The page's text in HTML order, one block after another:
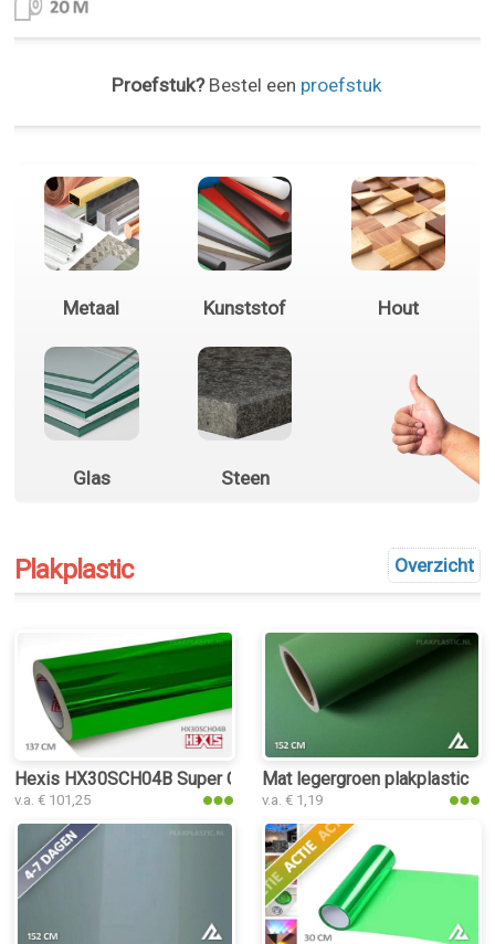
Proefstuk?Bestel een proefstuk
Metaal Kunststof Hout
Glas Steen
Overzicht
Plakplastic
Hexis HX30SCH04B Super Chrome Green Gloss plakplastic
v.a. € 101,25
Mat legergroen plakplastic
v.a. € 1,19